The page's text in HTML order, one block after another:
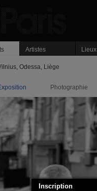
Artistes Lieux
Odessa, Liège
Photographie
Inscription